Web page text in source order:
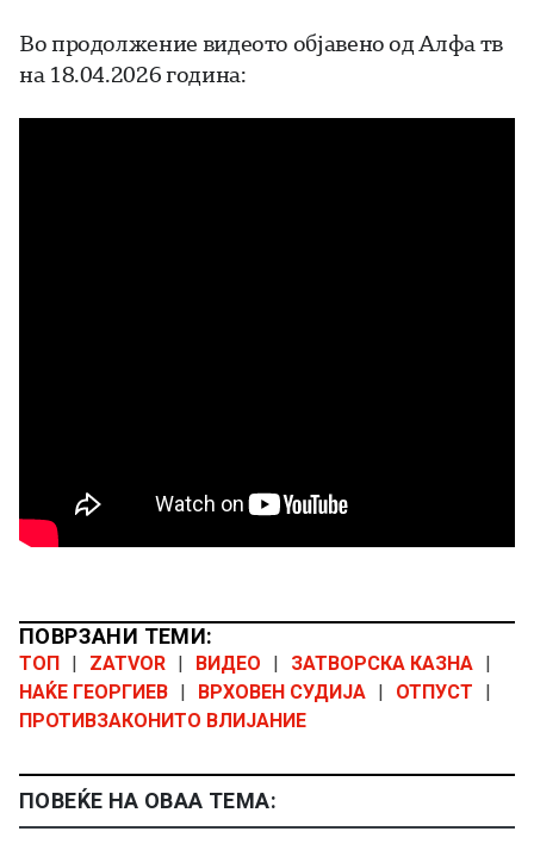
Во продолжение видеото објавено од Алфа тв
на 18.04.2026 година:
ПОВРЗАНИ ТЕМИ:
ТОП | ZATVOR | ВИДЕО | ЗАТВОРСКА КАЗНА |
НАЌЕ ГЕОРГИЕВ | ВРХОВЕН СУДИЈА | ОТПУСТ
|
ПРОТИВЗАКОНИТО ВЛИЈАНИЕ
ПОВЕЌЕ НА ОВАА ТЕМА: